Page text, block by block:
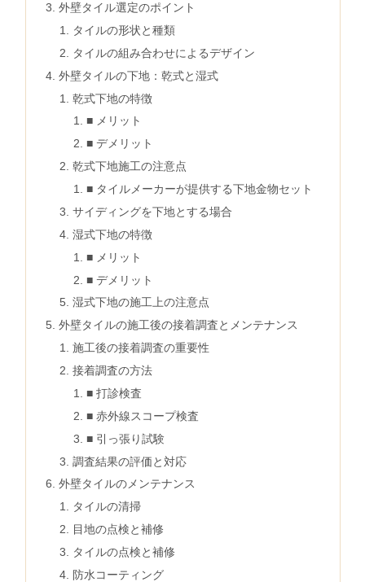
外壁タイル選定のポイント
タイルの形状と種類
タイルの組み合わせによるデザイン
外壁タイルの下地：乾式と湿式
乾式下地の特徴
■ メリット
■ デメリット
乾式下地施工の注意点
■ タイルメーカーが提供する下地金物セット
サイディングを下地とする場合
湿式下地の特徴
■ メリット
■ デメリット
湿式下地の施工上の注意点
外壁タイルの施工後の接着調査とメンテナンス
施工後の接着調査の重要性
接着調査の方法
■ 打診検査
■ 赤外線スコープ検査
■ 引っ張り試験
調査結果の評価と対応
外壁タイルのメンテナンス
タイルの清掃
目地の点検と補修
タイルの点検と補修
防水コーティング